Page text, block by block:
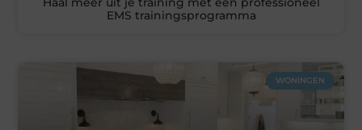
EMS trainingsprogramma
WONINGEN